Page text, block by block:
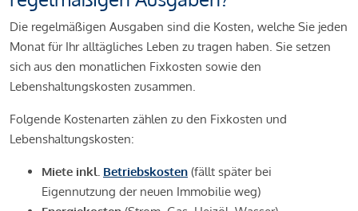
Die regelmäßigen Ausgaben sind die Kosten, welche Sie jeden
Monat für Ihr alltägliches Leben zu tragen haben. Sie setzen
sich aus den monatlichen Fixkosten sowie den
Lebenshaltungskosten zusammen.
Folgende Kostenarten zählen zu den Fixkosten und
Lebenshaltungskosten:
Miete inkl. Betriebskosten (fällt später bei
Eigennutzung der neuen Immobilie weg)